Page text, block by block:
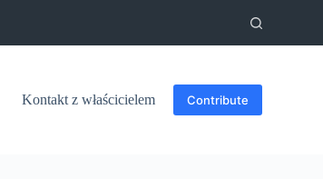
Kontakt z właścicielem Contribute